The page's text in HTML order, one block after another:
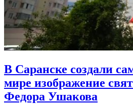
В Саранске создали
мире изображение
Федора Ушакова